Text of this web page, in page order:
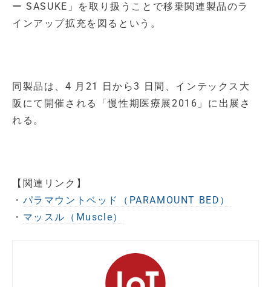
ー SASUKE」を取り扱うことで移乗関連製品のラ
インアップ拡充を図るという。
同製品は、4 月21 日から3 日間、インテックス大
阪にて開催される「慢性期医療展2016」に出展さ
れる。
【関連リンク】
・ パラマウントベッド（PARAMOUNT BED）
・ マッスル（Muscle）